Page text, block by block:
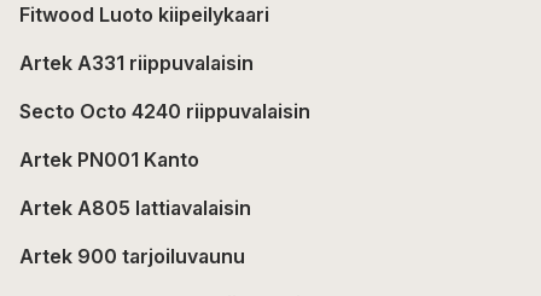
Fitwood Luoto kiipeilykaari
Artek A331 riippuvalaisin
Secto Octo 4240 riippuvalaisin
Artek PN001 Kanto
Artek A805 lattiavalaisin
Artek 900 tarjoiluvaunu